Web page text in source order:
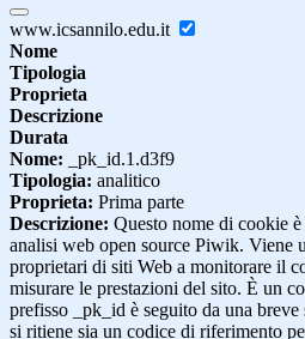
www.icsannilo.edu.it
Nome
Tipologia
Proprieta
Descrizione
Durata
Nome: _pk_id.1.d3f9
Tipologia: analitico
Proprieta: Prima parte
Descrizione: Questo nome di cookie
analisi web open source Piwik. Viene
proprietari di siti Web a monitorare il
misurare le prestazioni del sito. È un
prefisso _pk_id è seguito da una
si ritiene sia un codice di riferimento